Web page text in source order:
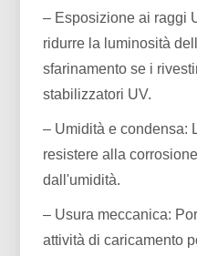
– Esposizione ai raggi
ridurre la luminosità
sfarinamento se i
stabilizzatori UV.
– Umidità e condensa:
resistere alla
dall'umidità.
– Usura meccanica:
attività di caricamento